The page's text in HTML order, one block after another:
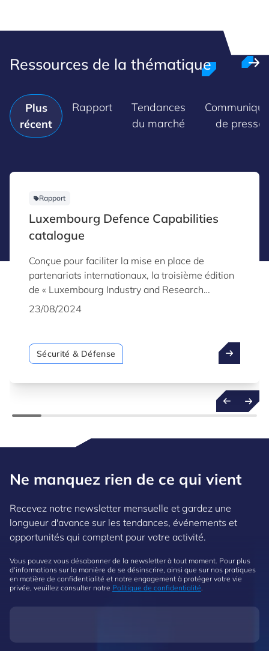
Ressources de la thématique
Plus
récent
Rapport
Tendances
du marché
de presse
Rapport
Luxembourg Defence Capabilities
catalogue
Conçue pour faciliter la mise en place de
partenariats internationaux, la troisième édition
de « Luxembourg Industry and Research
Capabilities for Security & Defence » met en
dans le domaine de la sécurité et de la défense.
23/08/2024
Sécurité & Défense
Ne manquez rien de ce qui vient
Recevez notre newsletter mensuelle et gardez une
longueur d'avance sur les tendances, événements et
opportunités qui comptent pour votre activité.
Vous pouvez vous désabonner de la newsletter à tout moment. Pour plus
d'informations sur la manière de se désinscrire, ainsi que sur nos pratiques
en matière de confidentialité et notre engagement à protéger votre vie
privée, veuillez consulter notre Politique de confidentialité.